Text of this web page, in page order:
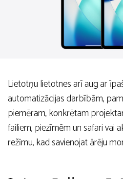
Lietotņu lietotnes arī aug ar
automatizācijas darbībām,
piemēram, konkrētam
failiem, piezīmēm un safari vai
režīmu, kad savienojat ārēju